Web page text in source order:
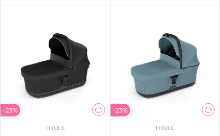
-23%
THULE
-23%
THULE